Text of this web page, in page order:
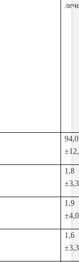
94,0
1,8
1,9
1,6